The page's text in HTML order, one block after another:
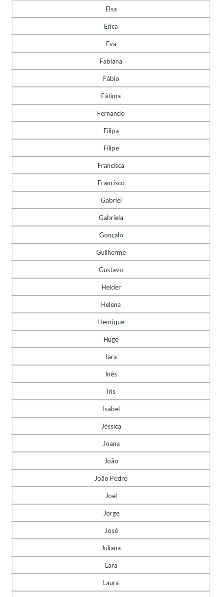
Elsa
Érica
Eva
Fabiana
Fábio
Fátima
Fernando
Filipa
Filipe
Francisca
Francisco
Gabriel
Gabriela
Gonçalo
Guilherme
Gustavo
Helder
Helena
Henrique
Hugo
Iara
Inês
Íris
Isabel
Jéssica
Joana
João
João Pedro
Joel
Jorge
José
Juliana
Lara
Laura